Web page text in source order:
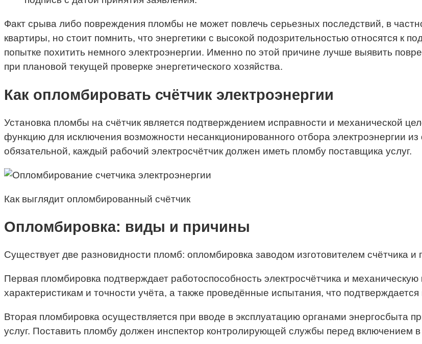
Факт срыва либо повреждения пломбы не может повлечь серьезных последствий, в
квартиры, но стоит помнить, что энергетики с высокой подозрительностью относятся к
попытке похитить немного электроэнергии. Именно по этой причине лучше выявить
при плановой текущей проверке энергетического хозяйства.
Как опломбировать счётчик электроэнергии
Установка пломбы на счётчик является подтверждением исправности и механической
функцию для исключения возможности несанкционированного отбора электроэнергии
обязательной, каждый рабочий электросчётчик должен иметь пломбу поставщика услуг.
Как выглядит опломбированный счётчик
Опломбировка: виды и причины
Существует две разновидности пломб: опломбировка заводом изготовителем счётчика и
Первая пломбировка подтверждает работоспособность электросчётчика и
характеристикам и точности учёта, а также проведённые испытания, что
Вторая пломбировка осуществляется при вводе в эксплуатацию органами энергосбыта
услуг. Поставить пломбу должен инспектор контролирующей службы перед включением в